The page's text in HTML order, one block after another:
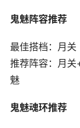
鬼魅阵容推荐
最佳搭档：月关
推荐阵容：月
魅
鬼魅魂环推荐